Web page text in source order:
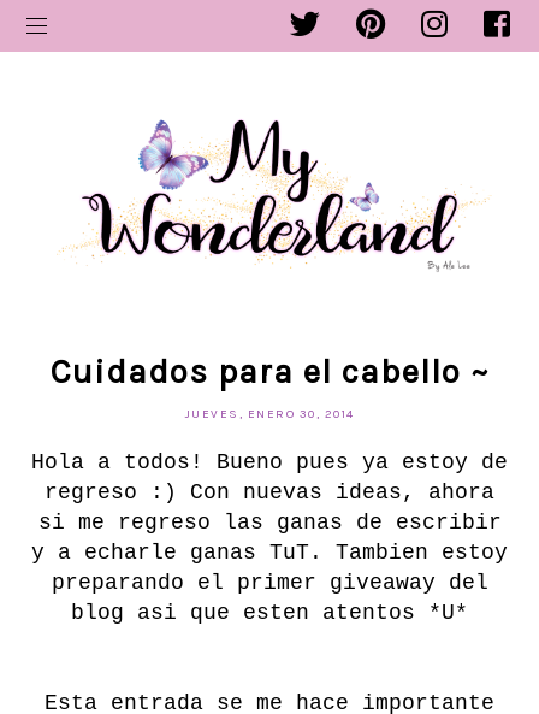
Cuidados para el cabello ~
JUEVES, ENERO 30, 2014
Hola a todos! Bueno pues ya estoy de
regreso :) Con nuevas ideas, ahora
si me regreso las ganas de escribir
y a echarle ganas TuT. Tambien estoy
preparando el primer giveaway del
blog asi que esten atentos *U*
Esta entrada se me hace importante